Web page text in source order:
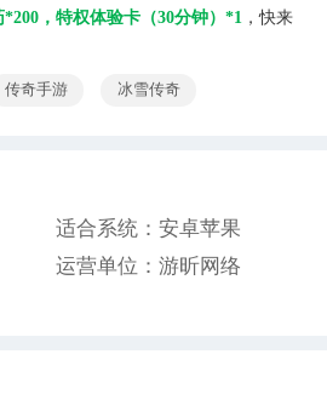
，特权体验卡（30分钟）*1 ，快来
传奇手游 冰雪传奇
适合系统：安卓苹果
运营单位：游昕网络